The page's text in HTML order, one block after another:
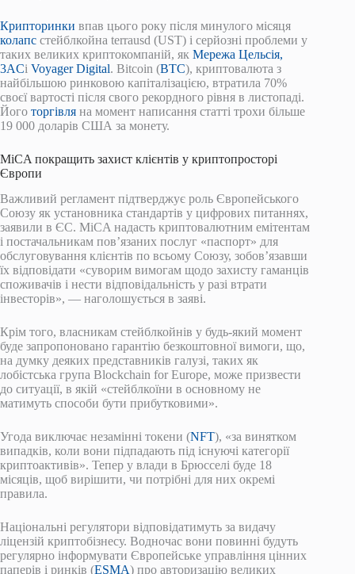
Крипторинки впав цього року після минулого місяця
колапс стейблкойна terrausd (UST) і серйозні проблеми у
таких великих криптокомпаній, як Мережа Цельсія,
3ACі Voyager Digital. Bitcoin (BTC), криптовалюта з
найбільшою ринковою капіталізацією, втратила 70%
своєї вартості після свого рекордного рівня в листопаді.
Його торгівля на момент написання статті трохи більше
19 000 доларів США за монету.
MiCA покращить захист клієнтів у криптопросторі
Європи
Важливий регламент підтверджує роль Європейського
Союзу як установника стандартів у цифрових питаннях,
заявили в ЄС. MiCA надасть криптовалютним емітентам
і постачальникам пов’язаних послуг «паспорт» для
обслуговування клієнтів по всьому Союзу, зобов’язавши
їх відповідати «суворим вимогам щодо захисту гаманців
споживачів і нести відповідальність у разі втрати
інвесторів», — наголошується в заяві.
Крім того, власникам стейблкойнів у будь-який момент
буде запропоновано гарантію безкоштовної вимоги, що,
на думку деяких представників галузі, таких як
лобістська група Blockchain for Europe, може призвести
до ситуації, в якій «стейблкоїни в основному не
матимуть способи бути прибутковими».
Угода виключає незамінні токени (NFT), «за винятком
випадків, коли вони підпадають під існуючі категорії
криптоактивів». Тепер у влади в Брюсселі буде 18
місяців, щоб вирішити, чи потрібні для них окремі
правила.
Національні регулятори відповідатимуть за видачу
ліцензій криптобізнесу. Водночас вони повинні будуть
регулярно інформувати Європейське управління цінних
паперів і ринків (ESMA) про авторизацію великих